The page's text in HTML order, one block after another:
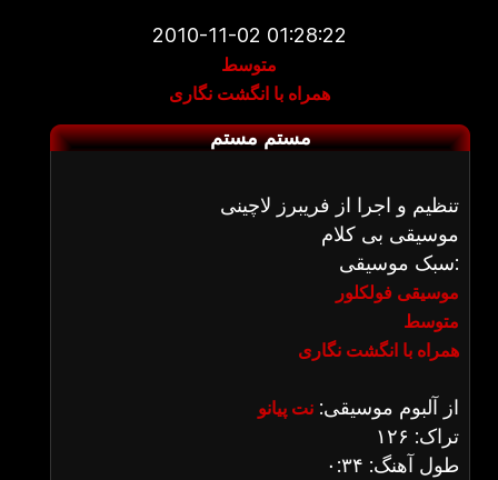
2010-11-02 01:28:22
متوسط
همراه با انگشت نگاری
مستم مستم
تنظیم و اجرا از فریبرز لاچینی
موسیقی بی کلام
سبک موسیقی:
موسیقی فولکلور
متوسط
همراه با انگشت نگاری
از آلبوم موسیقی: نت پیانو
تراک: ۱۲۶
طول آهنگ: ۰:۳۴